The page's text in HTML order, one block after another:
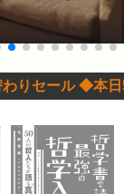
りセール ◆本日